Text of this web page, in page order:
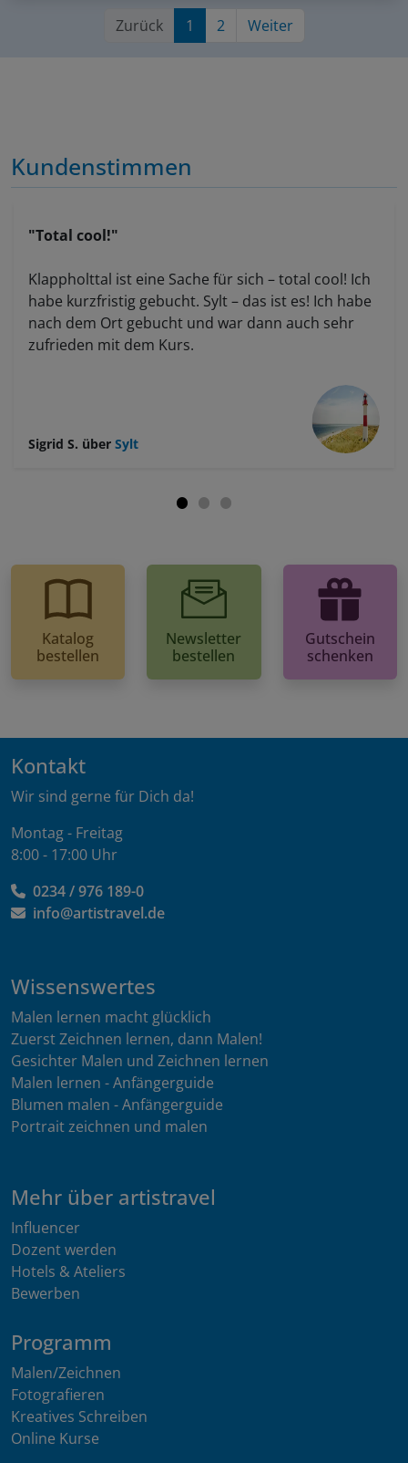
Zurück 1 2 Weiter
Kundenstimmen
"Total cool!"
Klappholttal ist eine Sache für sich – total cool! Ich
habe kurzfristig gebucht. Sylt – das ist es! Ich habe
nach dem Ort gebucht und war dann auch sehr
zufrieden mit dem Kurs.
Sigrid S. über Sylt
Katalog
bestellen
Newsletter
bestellen
Gutschein
schenken
Kontakt
Wir sind gerne für Dich da!
Montag - Freitag
8:00 - 17:00 Uhr
0234 / 976 189-0
info@artistravel.de
Wissenswertes
Malen lernen macht glücklich
Zuerst Zeichnen lernen, dann Malen!
Gesichter Malen und Zeichnen lernen
Malen lernen - Anfängerguide
Blumen malen - Anfängerguide
Portrait zeichnen und malen
Mehr über artistravel
Influencer
Dozent werden
Hotels & Ateliers
Bewerben
Programm
Malen/Zeichnen
Fotografieren
Kreatives Schreiben
Online Kurse